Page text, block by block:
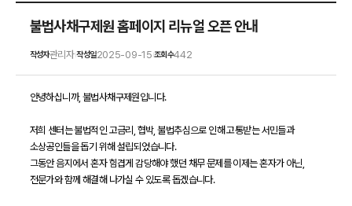
불법사채구제원 홈페이지 리뉴얼 오픈 안내
작성자관리자|작성일2025-09-15 |조회수442
안녕하십니까, 불법사채구제원입니다.
저희 센터는 불법적인 고금리, 협박, 불법추심으로 인해 고통받는 서민들과
소상공인들을 돕기 위해 설립되었습니다.
그동안 음지에서 혼자 힘겹게 감당해야 했던 채무 문제를 이제는 혼자가 아닌,
전문가와 함께 해결해 나가실 수 있도록 돕겠습니다.